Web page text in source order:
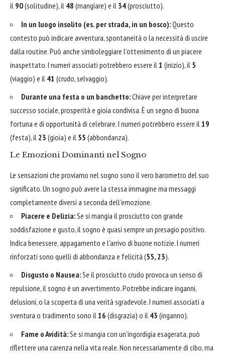
il 90(solitudine), il 48 (mangiare) e il 34(prosciutto).
In un luogo insolito (es. per strada, in un bosco):Questo
contesto può indicare avventura, spontaneità o la necessità di uscire
dalla routine. Può anche simboleggiare l'ottenimento di un piacere
inaspettato. I numeri associati potrebbero essere il 1 (inizio), il 5
(viaggio) e il 41 (crudo, selvaggio).
Durante una festa o un banchetto:Chiave per interpretare
successo sociale, prosperità e gioia condivisa. È un segno di buona
fortuna e di opportunità di celebrare. I numeri potrebbero essere il19
(festa), il 23 (gioia) e il 55 (abbondanza).
Le Emozioni Dominanti nel Sogno
Le sensazioni che proviamo nel sogno sono il vero barometro del suo
significato. Un sogno può avere la stessa immagine ma messaggi
completamente diversi a seconda dell'emozione.
Piacere e Delizia:Se si mangia il prosciutto con grande
soddisfazione e gusto, il sogno è quasi sempre un presagio positivo.
Indica benessere, appagamento e l'arrivo di buone notizie. I numeri
rinforzati sono quelli di abbondanza e felicità (55, 23).
Disgusto o Nausea:Se il prosciutto crudo provoca un senso di
repulsione, il sogno è un avvertimento. Potrebbe indicare inganni,
delusioni, o la scoperta di una verità sgradevole. I numeri associati a
sventura o tradimento sono il16 (disgrazia) o il 43 (inganno).
Fame o Avidità:Se si mangia con un'ingordigia esagerata, può
riflettere una carenza nella vita reale. Non necessariamente di cibo, ma